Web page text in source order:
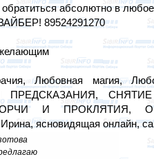
абсолютно в
89524291270
Любовная магия,
ПРЕДСКАЗАНИЯ,
И ПРОКЛЯТИЯ,
ясновидящая онлайн,